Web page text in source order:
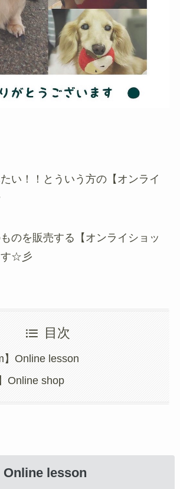
い！！とういう方の【オンライ
のを販売する【オンライショッ
す☆彡
目次
】Online lesson
Online shop
Online lesson